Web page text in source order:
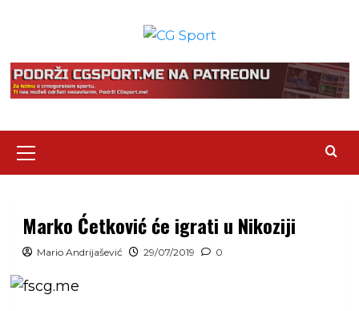
Menu
Marko Ćetković će igrati u Nikoziji
Mario Andrijašević 29/07/2019 0